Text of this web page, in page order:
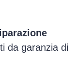
da garanzia di